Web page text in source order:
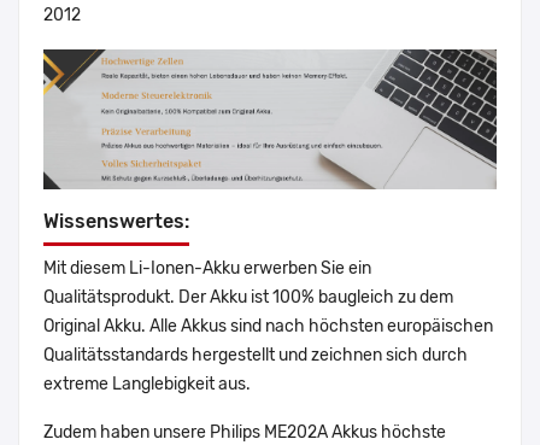
2012
Wissenswertes:
Mit diesem Li-Ionen-Akku erwerben Sie ein
Qualitätsprodukt. Der Akku ist 100% baugleich zu dem
Original Akku. Alle Akkus sind nach höchsten europäischen
Qualitätsstandards hergestellt und zeichnen sich durch
extreme Langlebigkeit aus.
Zudem haben unsere Philips ME202A Akkus höchste